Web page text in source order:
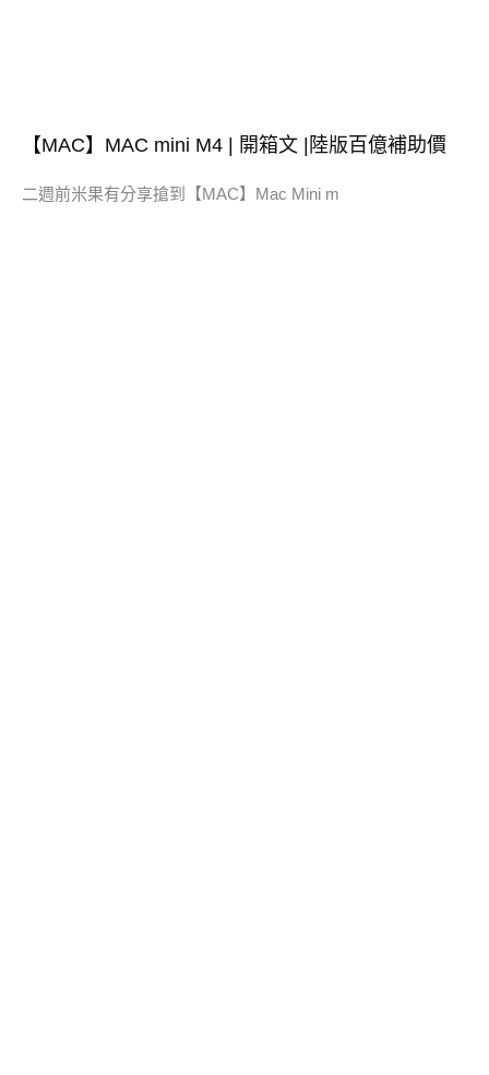
【MAC】MAC mini M4 | 開箱文 |陸版百億補助價
二週前米果有分享搶到【MAC】Mac Mini m